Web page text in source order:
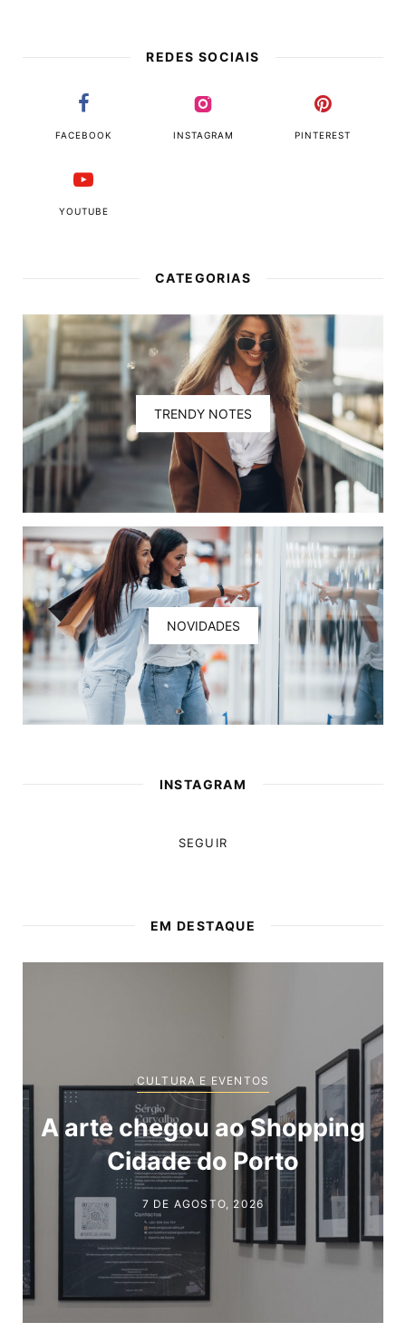
REDES SOCIAIS
FACEBOOK INSTAGRAM PINTEREST
YOUTUBE
CATEGORIAS
TRENDY NOTES
NOVIDADES
INSTAGRAM
SEGUIR
EM DESTAQUE
Novas marcas a caminho
do Shopping Cidade do
Porto
30 DE JUNHO, 2026